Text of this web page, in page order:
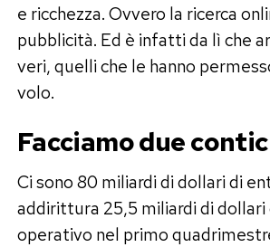
e ricchezza. Ovvero la ricerca
pubblicità. Ed è infatti da lì che
veri, quelli che le hanno
volo.
Facciamo due
Ci sono 80 miliardi di dollari di
addirittura 25,5 miliardi di
operativo nel primo